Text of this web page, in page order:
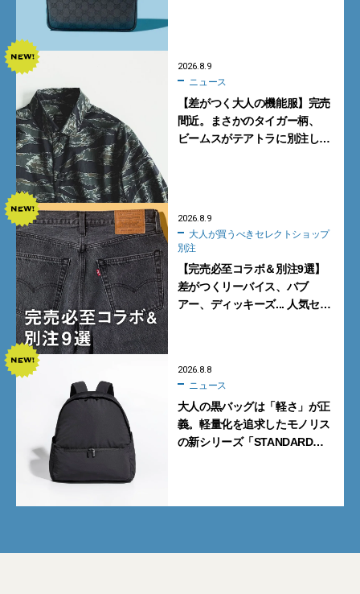
2026.8.9
ニュース
【差がつく大人の機能服】完売
間近。まさかのタイガー柄、
ビームスがテアトラに別注した
2026.8.9
別注
【完売必至コラボ＆別注9選】
差がつくリーバイス、バブ
アー、ディッキーズ... 人気セレ
2026.8.8
ニュース
大人の黒バッグは「軽さ」が正
義。軽量化を追求したモノリス
の新シリーズ「STANDARD